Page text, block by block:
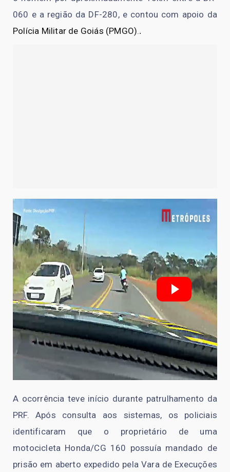
060 e a região da DF-280, e contou com apoio da
Polícia Militar de Goiás (PMGO)..
A ocorrência teve início durante patrulhamento da
PRF. Após consulta aos sistemas, os policiais
identificaram que o proprietário de uma
motocicleta Honda/CG 160 possuía mandado de
prisão em aberto expedido pela Vara de Execuções